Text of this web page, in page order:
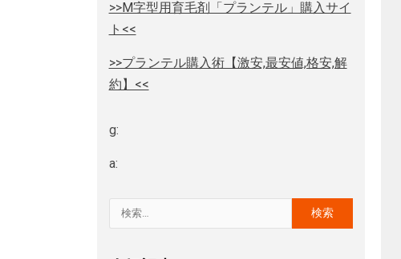
>>M字型用育毛剤「プランテル」購入サイ
ト<<
>>プランテル購入術【激安,最安値,格安,解
約】<<
g:
a: